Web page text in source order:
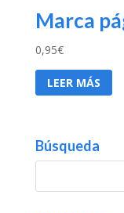
Marca
0,95€
LEER MÁS
Búsqueda